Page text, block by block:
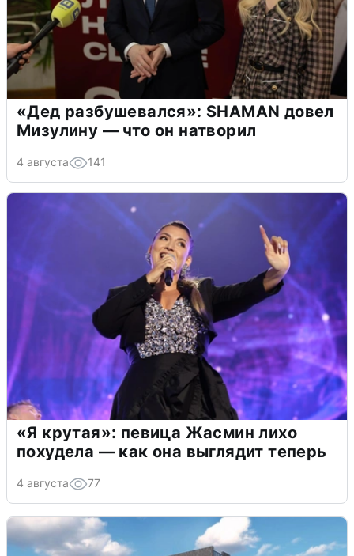
«Дед разбушевался»: SHAMAN довел
Мизулину — что он натворил
4 августа 141
«Я крутая»: певица Жасмин лихо
похудела — как она выглядит теперь
4 августа 77